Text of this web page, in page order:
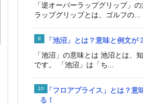
「逆オーバーラップグリップ」
ラップグリップとは、ゴルフの...
「池沼」とは？意味と例文が
「池沼」の意味とは 池沼とは、
です。 「池沼」は「ち...
「フロアプライス」とは？
る！